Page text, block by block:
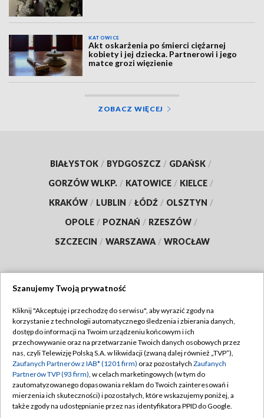
KATOWICE
Akt oskarżenia po śmierci ciężarnej
kobiety i jej dziecka. Partnerowi i jego
matce grozi więzienie
ZOBACZ WIĘCEJ
BIAŁYSTOK / BYDGOSZCZ / GDAŃSK /
GORZÓW WLKP. / KATOWICE / KIELCE /
KRAKÓW / LUBLIN / ŁÓDŹ / OLSZTYN /
OPOLE / POZNAŃ / RZESZÓW /
SZCZECIN / WARSZAWA / WROCŁAW
TVP
Abonament TVP
Emisja w TVP
Centrum informacji TVP
Naziemna Telewizja Cyfrowa
Regulamin TVP
Polityka prywatności
Moje zgody
Pomoc
Szanujemy Twoją prywatność
Kliknij "Akceptuję i przechodzę do serwisu", aby wyrazić zgody na
korzystanie z technologii automatycznego śledzenia i zbierania danych,
dostęp do informacji na Twoim urządzeniu końcowym i ich
przechowywanie oraz na przetwarzanie Twoich danych osobowych przez
nas, czyli Telewizję Polską S.A. w likwidacji (zwaną dalej również „TVP”),
Zaufanych Partnerów z IAB* (1201 firm) oraz pozostałych Zaufanych
Partnerów TVP (93 firm), w celach marketingowych (w tym do
zautomatyzowanego dopasowania reklam do Twoich zainteresowań i
mierzenia ich skuteczności) i pozostałych, które wskazujemy poniżej, a
także zgody na udostępnianie przez nas identyfikatora PPID do Google.